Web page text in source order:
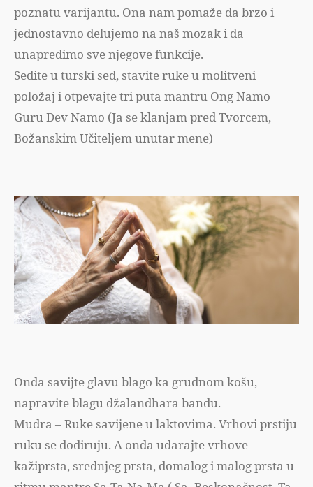
poznatu varijantu. Ona nam pomaže da brzo i
jednostavno delujemo na naš mozak i da
unapredimo sve njegove funkcije.
Sedite u turski sed, stavite ruke u molitveni
položaj i otpevajte tri puta mantru Ong Namo
Guru Dev Namo (Ja se klanjam pred Tvorcem,
Božanskim Učiteljem unutar mene)
Onda savijte glavu blago ka grudnom košu,
napravite blagu džalandhara bandu.
Mudra – Ruke savijene u laktovima. Vrhovi prstiju
ruku se dodiruju. A onda udarajte vrhove
kažiprsta, srednjeg prsta, domalog i malog prsta u